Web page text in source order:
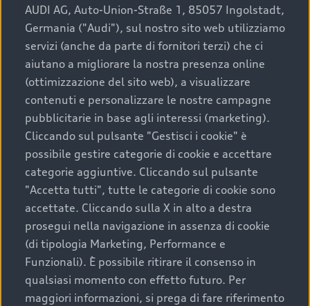
La qualità di acquistare
un’auto usata Audi
Scegliere un’auto usata è una decisione che coniuga
convenienza, affidabilità e sostenibilità. Per fare un
acquisto sicuro, è essenziale considerare aspetti
determinanti come la garanzia inclusa e l’affidabilità del
marchio. Audi offre l’auto usata perfetta tramite Audi
Prima Scelta :plus
Cosa sapere prima di
AUDI AG, Auto-Union-Straße 1, 85057 Ingolstadt,
Germania ("Audi"), sul nostro sito web utilizziamo
servizi (anche da parte di fornitori terzi) che ci
aiutano a migliorare la nostra presenza online
(ottimizzazione del sito web), a visualizzare
contenuti e personalizzare le nostre campagne
pubblicitarie in base agli interessi (marketing).
Cliccando sul pulsante "Gestisci i cookie" è
possibile gestire categorie di cookie e accettare
categorie aggiuntive. Cliccando sul pulsante
"Accetta tutti", tutte le categorie di cookie sono
accettate. Cliccando sulla X in alto a destra
prosegui nella navigazione in assenza di cookie
(di tipologia Marketing, Performance e
Funzionali). È possibile ritirare il consenso in
qualsiasi momento con effetto futuro. Per
maggiori informazioni, si prega di fare riferimento